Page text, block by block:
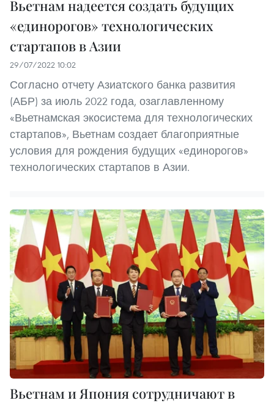
Вьетнам надеется создать будущих
«единорогов» технологических
стартапов в Азии
29/07/2022 10:02
Согласно отчету Азиатского банка развития
(АБР) за июль 2022 года, озаглавленному
«Вьетнамская экосистема для технологических
стартапов», Вьетнам создает благоприятные
условия для рождения будущих «единорогов»
технологических стартапов в Азии.
Вьетнам и Япония сотрудничают в